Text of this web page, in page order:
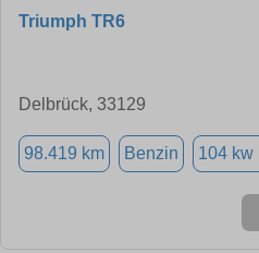
Triumph TR6
Delbrück, 33129
98.419 km Benzin 104 kw